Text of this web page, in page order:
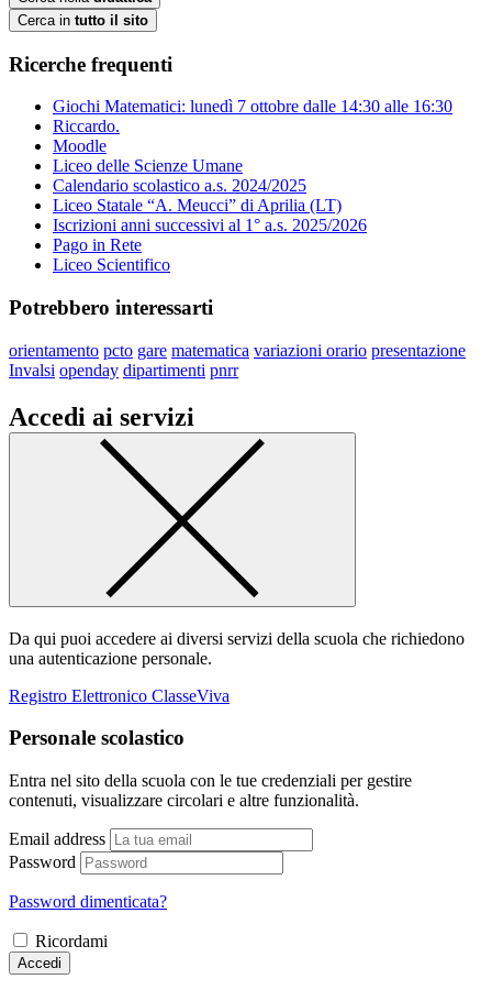
Cerca in tutto il sito
Ricerche frequenti
Giochi Matematici: lunedì 7 ottobre dalle 14:30 alle 16:30
Riccardo.
Moodle
Liceo delle Scienze Umane
Calendario scolastico a.s. 2024/2025
Liceo Statale “A. Meucci” di Aprilia (LT)
Iscrizioni anni successivi al 1° a.s. 2025/2026
Pago in Rete
Liceo Scientifico
Potrebbero interessarti
orientamento pcto gare matematica variazioni orario presentazione
Invalsi openday dipartimenti pnrr
Accedi ai servizi
Da qui puoi accedere ai diversi servizi della scuola che richiedono
una autenticazione personale.
Registro Elettronico ClasseViva
Personale scolastico
Entra nel sito della scuola con le tue credenziali per gestire
contenuti, visualizzare circolari e altre funzionalità.
Email address
Password
Password dimenticata?
Ricordami
Accedi